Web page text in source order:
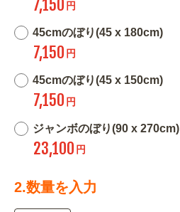
7,150 円
45cmのぼり(45 x 180cm)
7,150 円
45cmのぼり(45 x 150cm)
7,150 円
ジャンボのぼり(90 x 270cm)
23,100 円
2.数量を入力